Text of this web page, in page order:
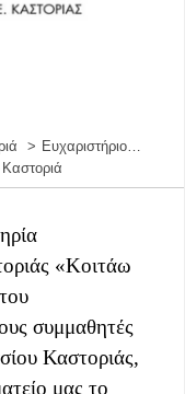
Ευχαριστήριο…
Καστοριά
«Κοιτάω
συμμαθητές
Καστοριάς,
μας το